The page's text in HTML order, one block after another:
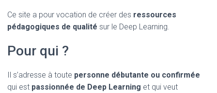
Ce site a pour vocation de créer des ressources
pédagogiques de qualité sur le Deep Learning.
Pour qui ?
Il s’adresse à toute personne débutante ou confirmée
qui est passionnée de Deep Learning et qui veut